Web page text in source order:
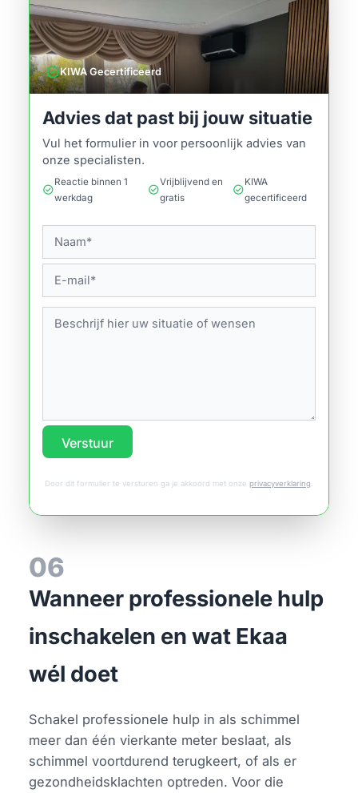
verifiedKIWA Gecertificeerd
Advies dat past bij jouw situatie
Vul het formulier in voor persoonlijk advies van
onze specialisten.
check_circle
Reactie binnen 1
werkdag
check_circle
Vrijblijvend en
gratis
check_circle
KIWA
gecertificeerd
Verstuur
Door dit formulier te versturen ga je akkoord met onze privacyverklaring
06
Wanneer professionele hulp
inschakelen en wat Ekaa
wél doet
Schakel professionele hulp in als schimmel
meer dan één vierkante meter beslaat, als
schimmel voortdurend terugkeert, of als er
gezondheidsklachten optreden. Voor die